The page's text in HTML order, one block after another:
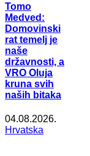
Tomo
Medved:
Domovinski
rat temelj je
naše
državnosti, a
VRO Oluja
kruna svih
naših bitaka
04.08.2026.
Hrvatska